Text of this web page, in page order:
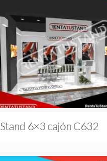
Stand 6×3 cajón C632